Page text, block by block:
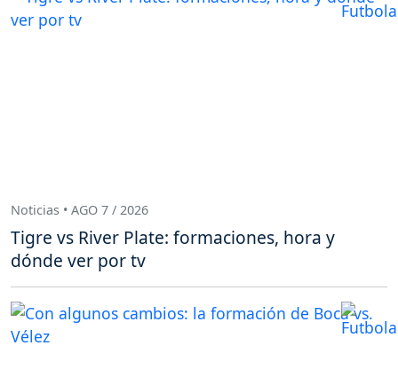
Noticias • AGO 7 / 2026
Tigre vs River Plate: formaciones, hora y
dónde ver por tv